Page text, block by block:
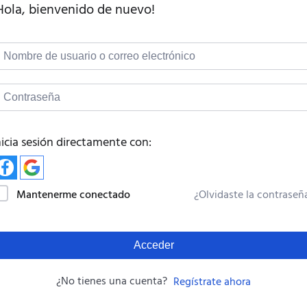
bienvenido de nuevo!
sesión directamente con:
Mantenerme conectado ¿Olvidaste la
Acceder
¿No tienes una cuenta? Regístrate ahora